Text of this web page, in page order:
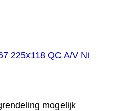
225x118 QC A/V Ni
mogelijk